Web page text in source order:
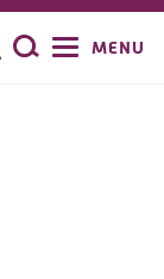
Zoeken
MENU